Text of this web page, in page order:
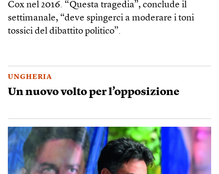
Cox nel 2016. “Questa tragedia”, conclude il
settimanale, “deve spingerci a moderare i toni
tossici del dibattito politico”.
UNGHERIA
Un nuovo volto per l’opposizione